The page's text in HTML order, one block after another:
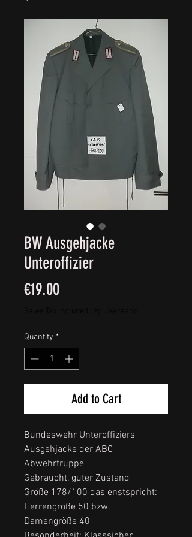
BW Ausgehjacke
Unteroffizier
€19.00Price
Quantity *
Add to Cart
Bundeswehr Unteroffiziers
Ausgehjacke der ABC
Abwehrtruppe
Gebraucht, guter Zustand
Größe 178/100 das enstspricht:
Herrengröße 50 bzw.
Damengröße 40